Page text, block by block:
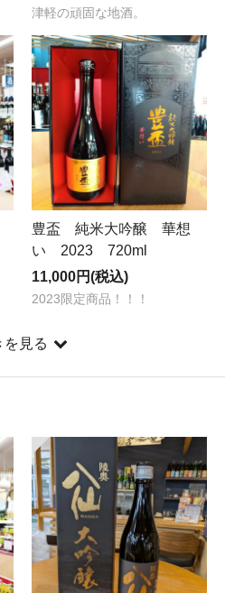
津軽の頑固な地酒。
豊盃 純米大吟醸 華想
い 2023 720ml
11,000円(税込)
2023限定商品！！！
を見る